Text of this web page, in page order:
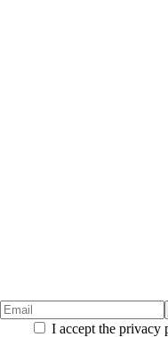
I accept the privacy